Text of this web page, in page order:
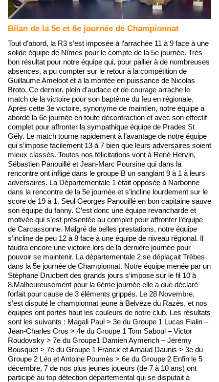
Bilan de la 5e et 6e journée de Championnat
Tout d’abord, la R3 s’est imposée à l’arrachée 11 à 9 face à une
solide équipe de Nîmes pour le compte de la 5e journée. Très
bon résultat pour notre équipe qui, pour pallier à de nombreuses
absences, a pu compter sur le retour à la compétition de
Guillaume Ameloot et à la montée en puissance de Nicolas
Broto. Ce dernier, plein d’audace et de courage arrache le
match de la victoire pour son baptême du feu en régionale.
Après cette 3e victoire, synonyme de maintien, notre équipe a
abordé la 6e journée en toute décontraction et avec son effectif
complet pour affronter la sympathique équipe de Prades St
Gély. Le match tourne rapidement à l’avantage de notre équipe
qui s’impose facilement 13 à 7 bien que leurs adversaires soient
mieux classés. Toutes nos félicitations vont à René Hervin,
Sébastien Panouillé et Jean-Marc Poursine qui dans la
rencontre ont infligé dans le groupe B un sanglant 9 à 1 à leurs
adversaires. La Départementale 1 était opposée à Narbonne
dans la rencontre de la 5e journée et s’incline lourdement sur le
score de 19 à 1. Seul Georges Panouillé en bon capitaine sauve
son équipe du fanny. C’est donc une équipe revancharde et
motivée qui s’est présentée au complet pour affronter l’équipe
de Carcassonne. Malgré de belles prestations, notre équipe
s’incline de peu 12 à 8 face à une équipe de niveau régional. Il
faudra encore une victoire lors de la dernière journée pour
pouvoir se maintenir. La départementale 2 se déplaçait Trèbes
dans la 5e journée de Championnat. Notre équipe menée par un
Stéphane Drucbert des grands jours s’impose sur le fil 10 à
8.Malheureusement pour la 6ème journée elle a due déclaré
forfait pour cause de 3 éléments grippés. Le 28 Novembre,
s’est disputé le championnat jeune à Belvèze du Razès, et nos
équipes ont portés haut les couleurs de notre club. Les résultats
sont les suivants : Magali Paul > 3e du Groupe 1 Lucas Fialin –
Jean-Charles Cros > 4e du Groupe 1 Tom Saboul – Victor
Roudovsky > 7e du Groupe1 Damien Aymerich – Jérémy
Bousquet > 7e du Groupe 1 Franck et Arnaud Daunis > 3e du
Groupe 2 Léo et Antoine Poumès > 6e du Groupe 2 Enfin le 5
décembre, 7 de nos plus jeunes joueurs (de 7 à 10 ans) ont
participé au top détection départemental qui se disputait à